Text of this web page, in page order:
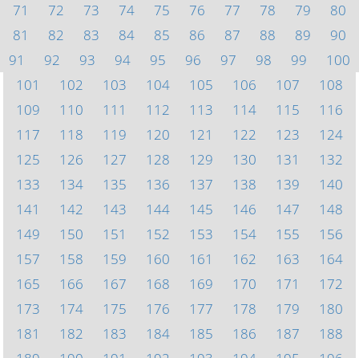
71
72 73 74 75 76 77 78 79
80
81
82 83 84 85 86 87 88 89
90
91
92 93 94 95 96 97 98 99
100
101
102 103 104 105 106 107
108
109
110 111 112 113 114 115
116
117
118 119 120 121 122 123
124
125
126 127 128 129 130 131
132
133
134 135 136 137 138 139
140
141
142 143 144 145 146 147
148
149
150 151 152 153 154 155
156
157
158 159 160 161 162 163
164
165
166 167 168 169 170 171
172
173
174 175 176 177 178 179
180
181
182 183 184 185 186 187
188